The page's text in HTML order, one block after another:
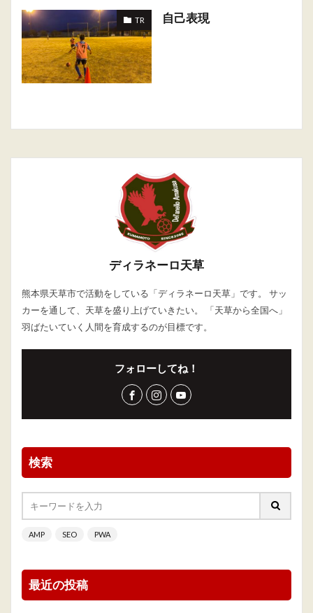
TR 自己表現
ディラネーロ天草
熊本県天草市で活動をしている「ディラネーロ天草」です。 サッ
カーを通して、天草を盛り上げていきたい。 「天草から全国へ」
羽ばたいていく人間を育成するのが目標です。
フォローしてね！
検索
AMP SEO PWA
最近の投稿